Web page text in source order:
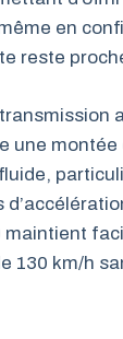
en
reste
une montée
maintient
130 km/h